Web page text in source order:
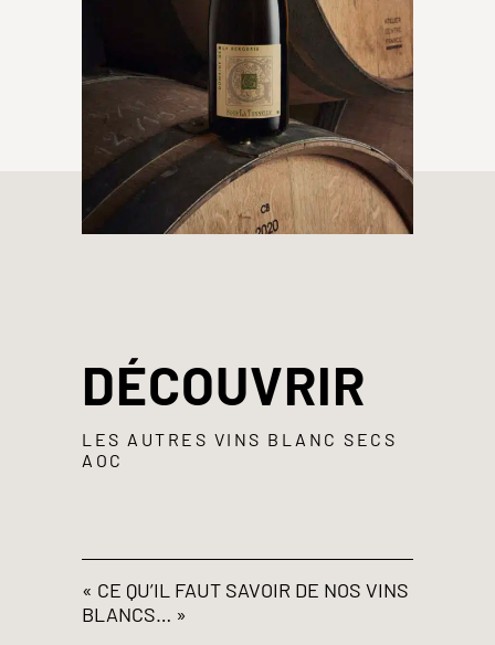
DÉCOUVRIR
LES AUTRES VINS BLANC SECS
AOC
« CE QU’IL FAUT SAVOIR DE NOS VINS
BLANCS… »